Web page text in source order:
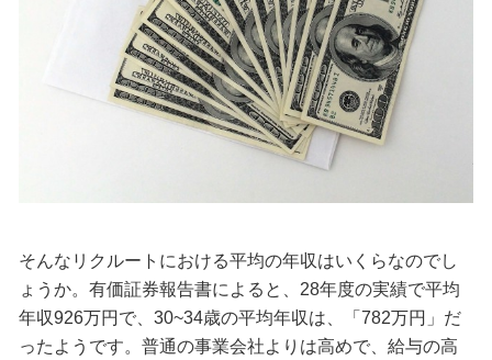
そんなリクルートにおける平均の年収はいくらなのでし
ょうか。有価証券報告書によると、28年度の実績で平均
年収926万円で、30~34歳の平均年収は、「782万円」だ
ったようです。普通の事業会社よりは高めで、給与の高